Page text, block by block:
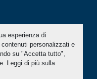
esperienza di
personalizzati e
su "Accetta tutto",
Leggi di più sulla